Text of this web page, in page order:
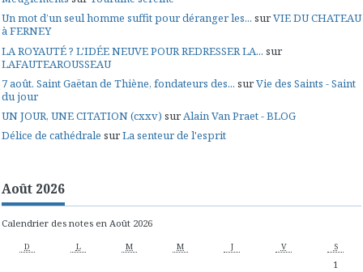
Un mot d’un seul homme suffit pour déranger les... surVIE DU CHATEAU
à FERNEY
LA ROYAUTÉ ? L'IDÉE NEUVE POUR REDRESSER LA... sur
LAFAUTEAROUSSEAU
7 août. Saint Gaëtan de Thiène, fondateurs des... surVie des Saints - Saint
du jour
UN JOUR, UNE CITATION (cxxv) surAlain Van Praet - BLOG
Délice de cathédrale surLa senteur de l'esprit
Août 2026
Calendrier des notes en Août 2026
D L M M J V S
1